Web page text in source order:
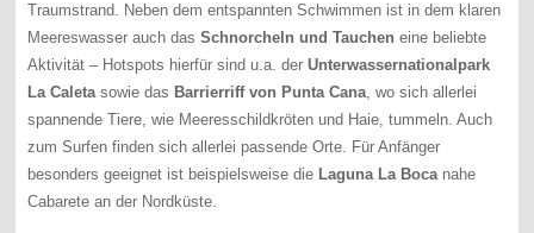
Traumstrand. Neben dem entspannten Schwimmen ist in dem klaren
Meereswasser auch das Schnorcheln und Tauchen eine beliebte
Aktivität – Hotspots hierfür sind u.a. derUnterwassernationalpark
La Caletasowie das Barrierriff von Punta Cana, wo sich allerlei
spannende Tiere, wie Meeresschildkröten und Haie, tummeln. Auch
zum Surfen finden sich allerlei passende Orte. Für Anfänger
besonders geeignet ist beispielsweise die Laguna La Bocanahe
Cabarete an der Nordküste.